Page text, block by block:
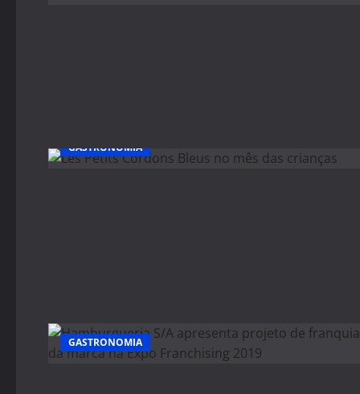
GASTRONOMIA
GASTRONOMIA